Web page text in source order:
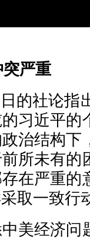
严重
社论指
习近平的
治结构下
所未有的
在严重的
取一致行
经济问